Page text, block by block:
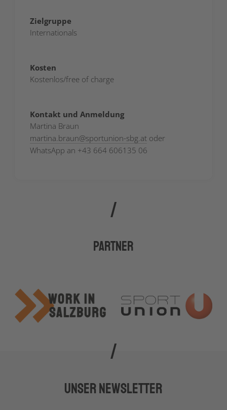
Zielgruppe
Internationals
Kosten
Kostenlos/free of charge
Kontakt und Anmeldung
Martina Braun
martina.braun@sportunion-sbg.at oder
WhatsApp an +43 664 606135 06
Partner
Unser Newsletter